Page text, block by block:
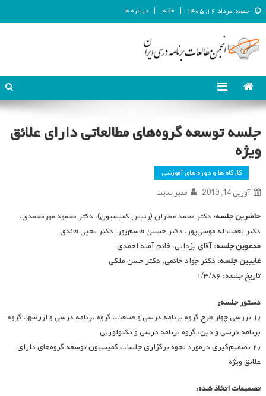
جمعه, مرداد ۱۶, ۱۴۰۵ خانه درباره ما
انجمن مطالعات برنامه درسی ایران
جلسه توسعه گروه‌های مطالعاتی دارای علائق
ویژه
کارگاه ها و دوره های آموزشی
آوریل 14, 2019 مدیر سایت
حاضرین جلسه: دکتر محمد عطاران (رئیس کمیسیون)، دکتر محمود مهرمحمدی،
دکتر نعمت‌اله موسی‌پور، دکتر حسین قاسم‌پور، دکتر یحیی قائدی
مدعوین جلسه:آقای یزدانی، خانم آمنه احمدی
غایبین جلسه: دکتر جواد حاتمی، دکتر حسن ملکی
تاریخ جلسه: ۱/۳/۸۶
دستور جلسه:
۱٫ بررسی چهار طرح گروه برنامه درسی و صنعت، گروه برنامه درسی و ارزشها، گروه
برنامه درسی و دین، گروه برنامه درسی و تکنولوژبی
۲٫ تصمیم‌گیری درمورد نحوه برگزاری جلسات کمیسیون توسعه گروه‌های دارای
علائق ویژه
تصمیمات اتخاذ شده: